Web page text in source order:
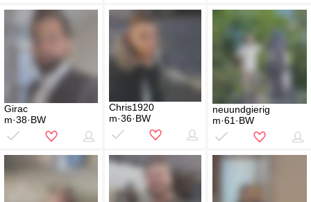
Girac
m·38·BW
Chris1920
m·36·BW
neuundgierig
m·61·BW